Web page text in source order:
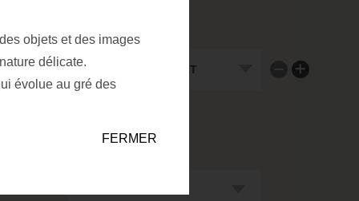
Supprimer un
Ajouter un
objets et des images
délicate.
évolue au gré des
FERMER